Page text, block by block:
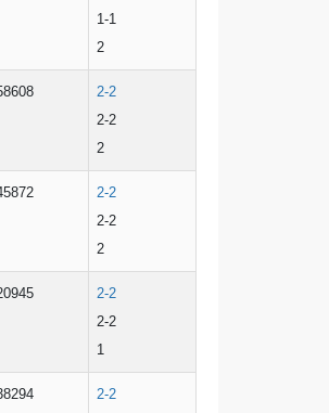
1-1
2
2-2
2-2
2
2-2
2-2
2
2-2
2-2
1
2-2